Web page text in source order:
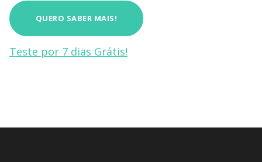
QUERO SABER MAIS!
Teste por 7 dias Grátis!